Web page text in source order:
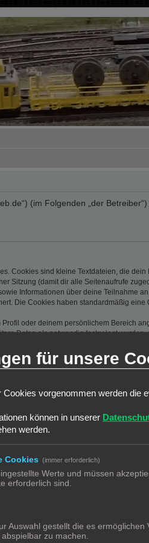
(im Folgenden „der
Cookies sind kleine Textdateien, die
Sitzung (damit dir alle Seitenaufrufe
Informationen über deine Teilnahme
Die Cookies haben standardmäßig
oder deinem persönlichem Bereich
Daten als notwendig festgelegt
Daten ebenfalls gespeichert.
bei folgenden Aktionen gespeichert:
Benutzer-Passwort) und gescheiterte
nicht dauerhaft gespeichert.
werden. Dazu gehören dein
dass es sicher ist. Jedoch wird
für das Board, also geh
Passwort fragen. Solltest du dein
deinem Benutzernamen und
Daten zu speichern, um
zwischen deinen und
übermittelter Browser-Kennung zu
für unsere
Cookies vorgenommen werden die
können in unserer
werden.
Cookies (immer erforderlich)
Werte und müssen
erforderlich sind.
Auswahl gestellt die es ermöglichen
zu machen.